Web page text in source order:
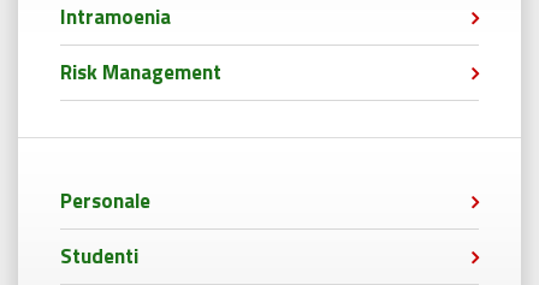
Intramoenia
Risk Management
Personale
Studenti